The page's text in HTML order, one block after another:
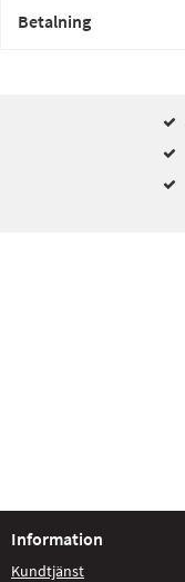
Betalning
Information
Kundtjänst